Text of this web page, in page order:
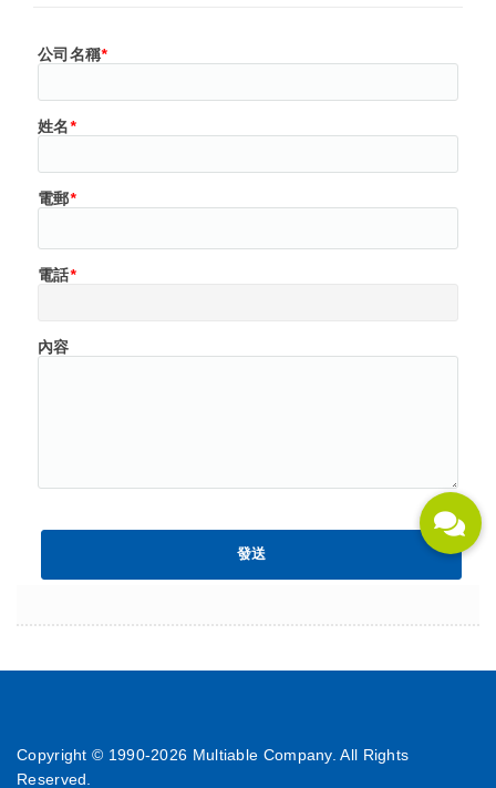
公司名稱*
姓名*
電郵*
電話*
內容
Copyright © 1990-2026 Multiable Company. All Rights
Reserved.